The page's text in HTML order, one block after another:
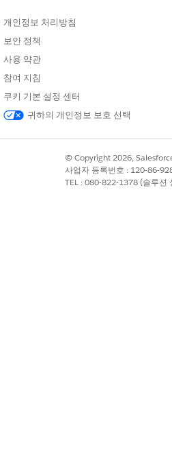
거하는 발화의 예
약속을 받을 수 있는 의사 목록을 제
에 있고 새 약속을 받으십니까?"
개인정보 처리방침
보안 정책
사용 약관
참여 지침
쿠키 기본 설정 센터
귀하의 개인정보 보호 선택
© Copyright 2026,
사업자 등록번호 : 120-86-
TEL : 080-822-1378 (솔루션